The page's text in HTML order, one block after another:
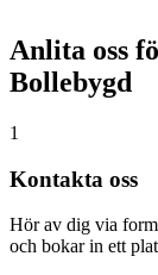
Anlita oss
Bollebygd
1
Kontakta oss
Hör av dig via
och bokar in ett